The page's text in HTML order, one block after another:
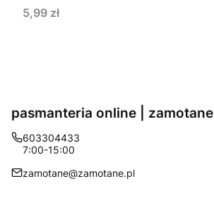
Cena
5,99 zł
pasmanteria online | zamotane
603304433
7:00-15:00
zamotane@zamotane.pl